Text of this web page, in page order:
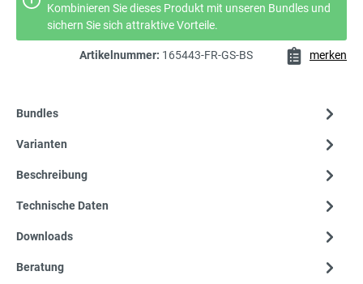
Kombinieren Sie dieses Produkt mit unseren Bundles und
sichern Sie sich attraktive Vorteile.
Artikelnummer: 165443-FR-GS-BS merken
Bundles
Varianten
Beschreibung
Technische Daten
Downloads
Beratung